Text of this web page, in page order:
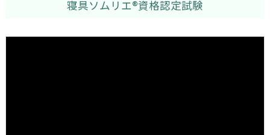
寝具ソムリエ®資格認定試験